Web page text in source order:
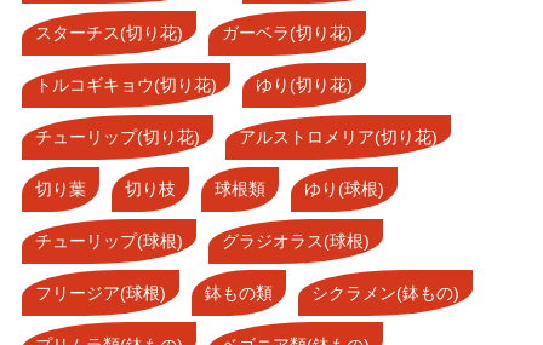
スターチス(切り花) ガーベラ(切り花)
トルコギキョウ(切り花) ゆり(切り花)
チューリップ(切り花) アルストロメリア(切り花)
切り葉 切り枝 球根類 ゆり(球根)
チューリップ(球根) グラジオラス(球根)
フリージア(球根) 鉢もの類 シクラメン(鉢もの)